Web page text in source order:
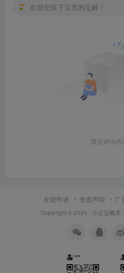
欢迎您留下宝贵的见解！
暂无评论内
友链申请 免责声明 广
Copyright © 2024 · 小玉宝藏库